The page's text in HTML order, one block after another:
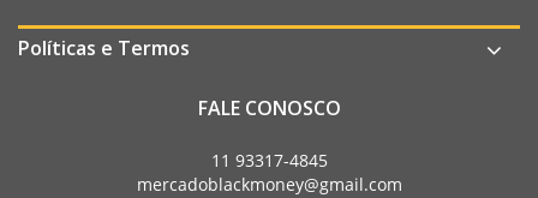
Políticas e Termos
FALE CONOSCO
11 93317-4845
mercadoblackmoney@gmail.com